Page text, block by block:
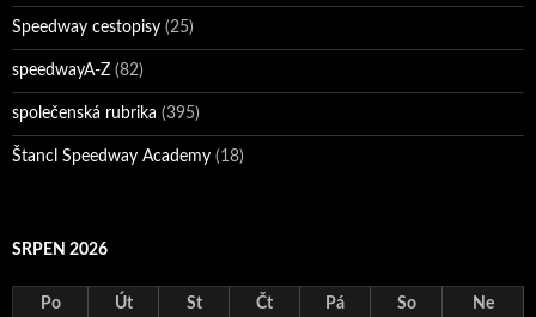
Speedway cestopisy (25)
speedwayA-Z (82)
společenská rubrika (395)
Štancl Speedway Academy (18)
SRPEN 2026
Po Út St Čt Pá So Ne